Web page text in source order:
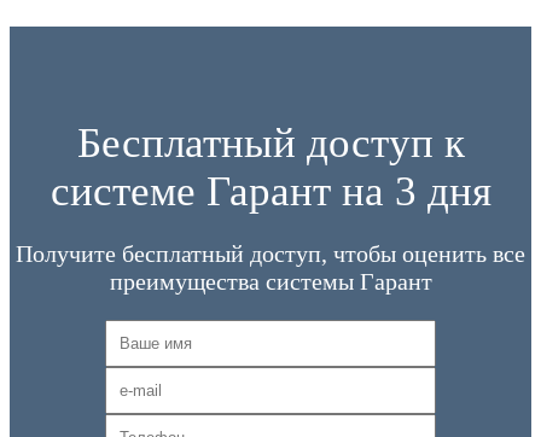
Бесплатный доступ к
системе Гарант на 3 дня
Получите бесплатный доступ, чтобы оценить все
преимущества системы Гарант